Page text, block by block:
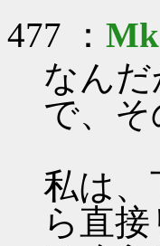
477 ：
なん
で、
私は
ら直